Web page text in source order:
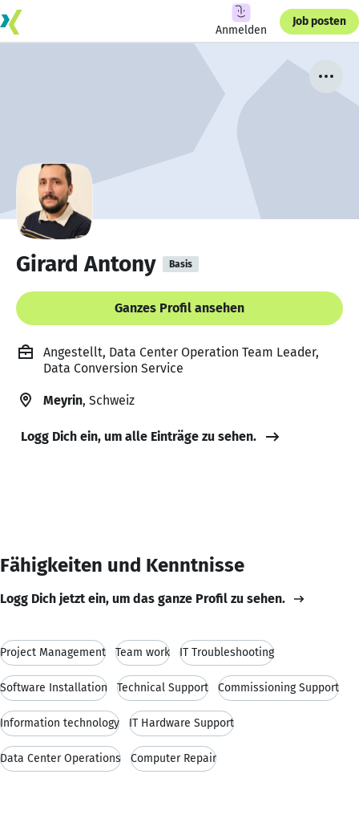
Anmelden
Job posten
Girard Antony Basis
Ganzes Profil ansehen
Angestellt, Data Center Operation Team Leader,
Data Conversion Service
Meyrin, Schweiz
Logg Dich ein, um alle Einträge zu sehen.
Fähigkeiten und Kenntnisse
Logg Dich jetzt ein, um das ganze Profil zu sehen.
Project Management Team work IT Troubleshooting
Software Installation Technical Support Commissioning Support
Information technology IT Hardware Support
Data Center Operations Computer Repair